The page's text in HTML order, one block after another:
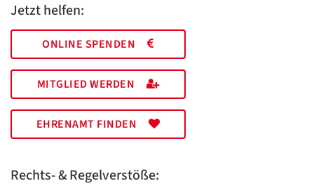
Jetzt helfen:
ONLINE SPENDEN
MITGLIED WERDEN
EHRENAMT FINDEN
Rechts- & Regelverstöße: